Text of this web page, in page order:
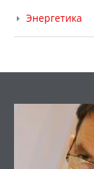
Энергетика